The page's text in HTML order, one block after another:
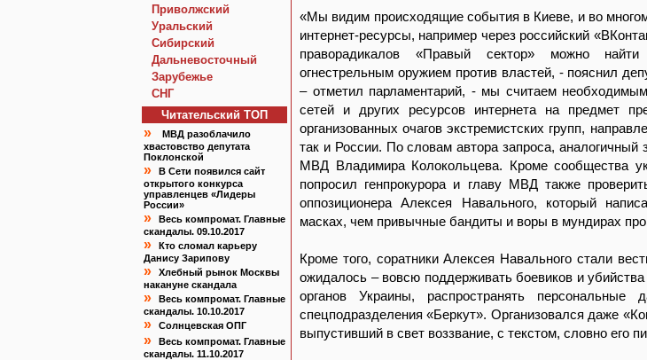
Приволжский
Уральский
Сибирский
Дальневосточный
Зарубежье
СНГ
Читательский TOП
»
МВД разоблачило
хвастовство депутата
Поклонской
»
В Сети появился сайт
открытого конкурса
управленцев «Лидеры
России»
»
Весь компромат. Главные
скандалы. 09.10.2017
»
Кто сломал карьеру
Данису Зарипову
»
Хлебный рынок Москвы
накануне скандала
»
Весь компромат. Главные
скандалы. 10.10.2017
» Солнцевская ОПГ
»
Весь компромат. Главные
скандалы. 11.10.2017
«Мы видим происходящие события в Киеве, и во
интернет-ресурсы, например через российский
праворадикалов «Правый сектор» можно
огнестрельным оружием против властей, - пояснил
– отметил парламентарий, - мы считаем
сетей и других ресурсов интернета на предмет
организованных очагов экстремистских групп,
так и России. По словам автора запроса,
МВД Владимира Колокольцева. Кроме сообщества
попросил генпрокурора и главу МВД также
оппозиционера Алексея Навального, который
масках, чем привычные бандиты и воры в мундирах
Кроме того, соратники Алексея Навального стали
ожидалось – вовсю поддерживать боевиков и
органов Украины, распространять персональные
спецподразделения «Беркут». Организовался даже
выпустивший в свет воззвание, с текстом, словно его